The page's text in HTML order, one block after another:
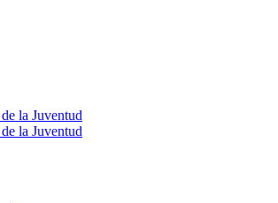
la Juventud
la Juventud